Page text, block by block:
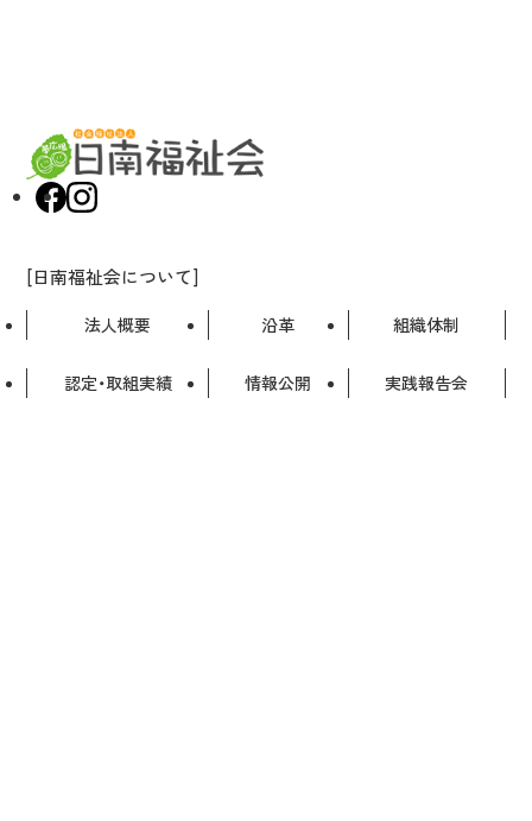
[日南福祉会について]
法人概要 沿革 組織体制
認定・取組実績 情報公開 実践報告会